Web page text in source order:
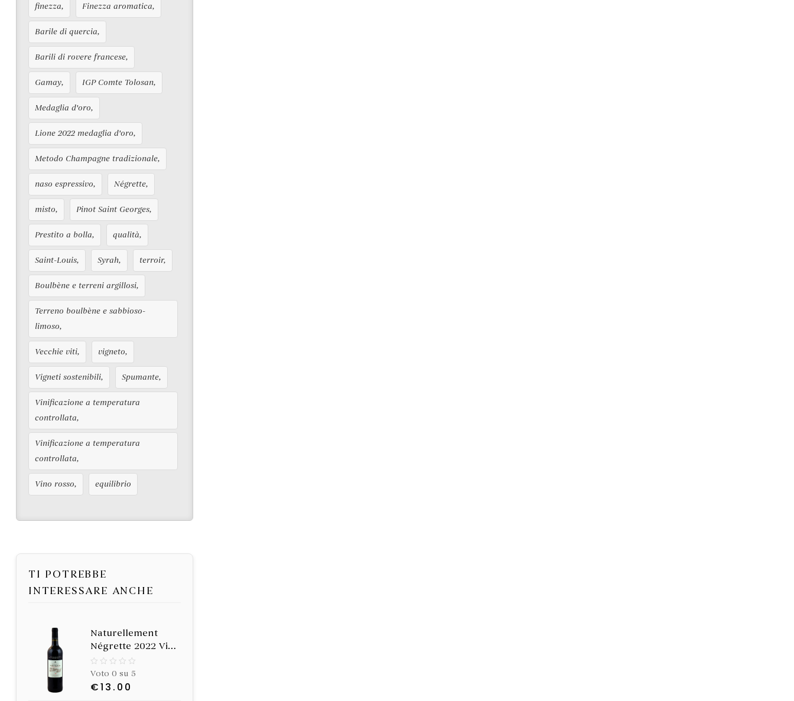
finezza Finezza aromatica
Barile di quercia
Barili di rovere francese
Gamay IGP Comte Tolosan
Medaglia d'oro
Lione 2022 medaglia d'oro
Metodo Champagne tradizionale
naso espressivo Négrette
misto Pinot Saint Georges
Prestito a bolla qualità
Saint-Louis Syrah terroir
Boulbène e terreni argillosi
Terreno boulbène e sabbioso-
limoso
Vecchie viti vigneto
Vigneti sostenibili Spumante
Vinificazione a temperatura
controllata
Vinificazione a temperatura
controllata
Vino rosso equilibrio
TI POTREBBE
INTERESSARE ANCHE
Naturellement
Négrette 2022 Vino
rosso biologico -
Certificato
biologico e
Voto 0 su 5
€13.00